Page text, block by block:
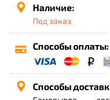
Наличие:
Под заказ
Способы оплаты:
Способы